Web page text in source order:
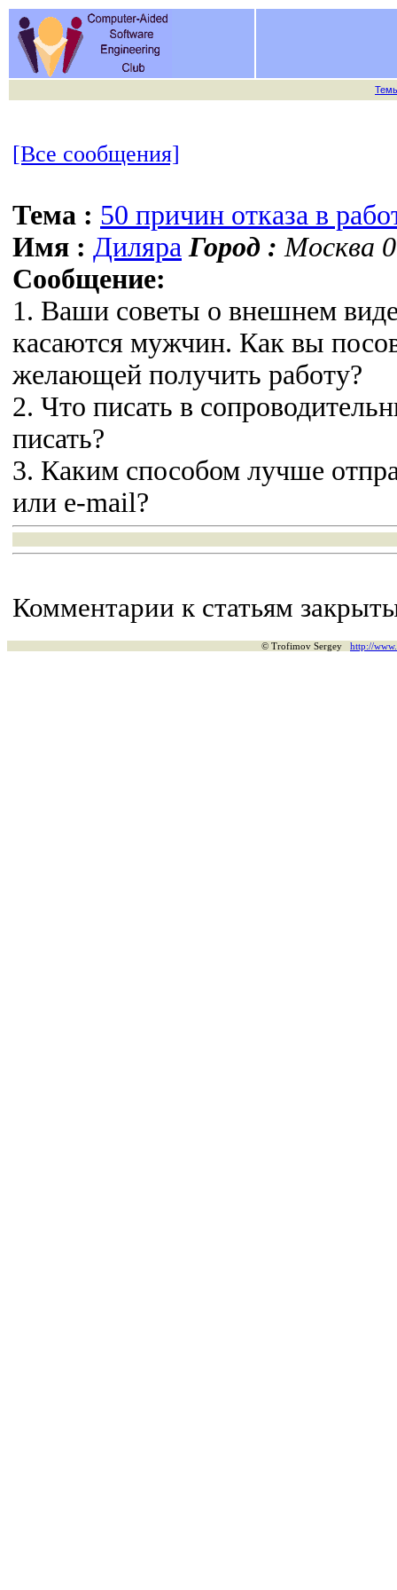
[Все сообщения]
Тема : 50 причин отказа в
Имя : Диляра Город : Москва
Сообщение:
1. Ваши советы о внешнем
касаются мужчин. Как вы
желающей получить работу?
2. Что писать в
писать?
3. Каким способом лучше
или e-mail?
Комментарии к статьям
© Trofimov Sergey http://